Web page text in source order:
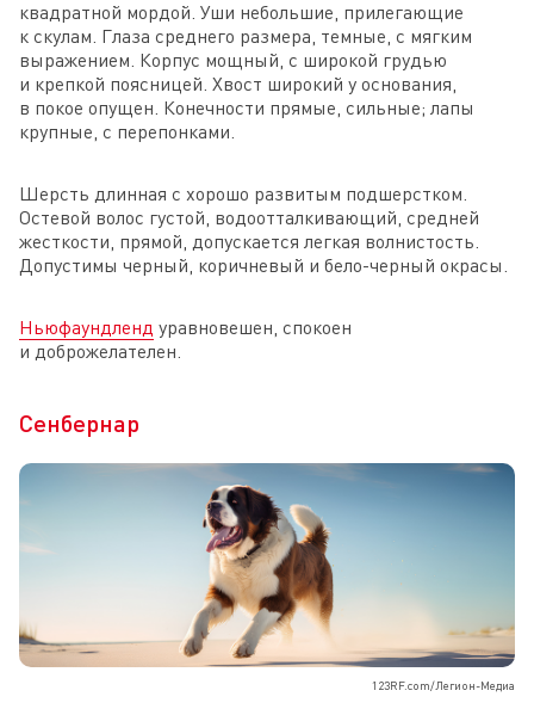
квадратной мордой. Уши небольшие, прилегающие
к скулам. Глаза среднего размера, темные, с мягким
выражением. Корпус мощный, с широкой грудью
и крепкой поясницей. Хвост широкий у основания,
в покое опущен. Конечности прямые, сильные; лапы
крупные, с перепонками.
Шерсть длинная с хорошо развитым подшерстком.
Остевой волос густой, водоотталкивающий, средней
жесткости, прямой, допускается легкая волнистость.
Допустимы черный, коричневый и бело-черный окрасы.
Ньюфаундленд уравновешен, спокоен
и доброжелателен.
Сенбернар
123RF.com/Легион-Медиа